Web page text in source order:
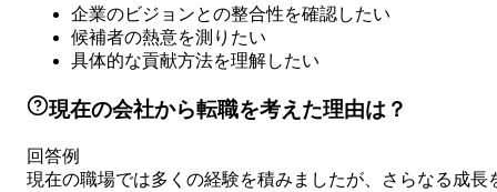
企業のビジョンとの整合性を確認したい
候補者の熱意を測りたい
具体的な貢献方法を理解したい
現在の会社から転職を考えた理由は？
回答例
現在の職場では多くの経験を積みましたが、さらなる成長